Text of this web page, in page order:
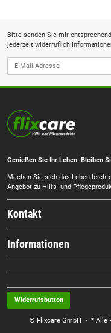
Bitte senden Sie mir
jederzeit widerruflich
Genießen Sie Ihr Leben. Bleiben
Machen Sie sich das Leben
Angebot zu Hilfs- und
Kontakt
Informationen
Widerrufsbutton
© Flixcare GmbH • * Alle